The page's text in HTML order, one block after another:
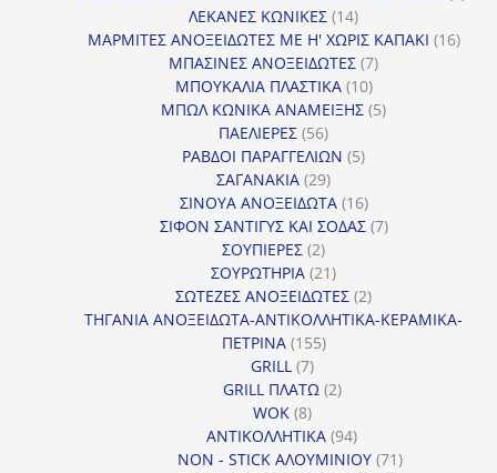
ΛΕΚΑΝΕΣ ΚΩΝΙΚΕΣ 1414
προϊόντα
ΜΑΡΜΙΤΕΣ ΑΝΟΞΕΙΔΩΤΕΣ ΜΕ Η' ΧΩΡΙΣ ΚΑΠΑΚΙ 1616
ΜΠΑΣΙΝΕΣ ΑΝΟΞΕΙΔΩΤΕΣ 77
ΜΠΟΥΚΑΛΙΑ ΠΛΑΣΤΙΚΑ 1010
προϊόντα
ΜΠΩΛ ΚΩΝΙΚΑ ΑΝΑΜΕΙΞΗΣ 55
ΠΑΕΛΙΕΡΕΣ 5656
προϊόντα
ΡΑΒΔΟΙ ΠΑΡΑΓΓΕΛΙΩΝ 55
ΣΑΓΑΝΑΚΙΑ 2929
προϊόντα
ΣΙΝΟΥΑ ΑΝΟΞΕΙΔΩΤΑ 1616
προϊόντα
ΣΙΦΟΝ ΣΑΝΤΙΓΥΣ ΚΑΙ ΣΟΔΑΣ 77
ΣΟΥΠΙΕΡΕΣ 22
προϊόντα
ΣΟΥΡΩΤΗΡΙΑ 2121
προϊόντα
ΣΩΤΕΖΕΣ ΑΝΟΞΕΙΔΩΤΕΣ 22
προϊόντα
ΤΗΓΑΝΙΑ ΑΝΟΞΕΙΔΩΤΑ-ΑΝΤΙΚΟΛΛΗΤΙΚΑ-ΚΕΡΑΜΙΚΑ-
ΠΕΤΡΙΝΑ 155155
GRILL 77
προϊόντα
GRILL ΠΛΑΤΩ 22
WOK 88
προϊόντα
ΑΝΤΙΚΟΛΛΗΤΙΚΑ 9494
προϊόντα
NON - STICK ΑΛΟΥΜΙΝΙΟΥ 7171